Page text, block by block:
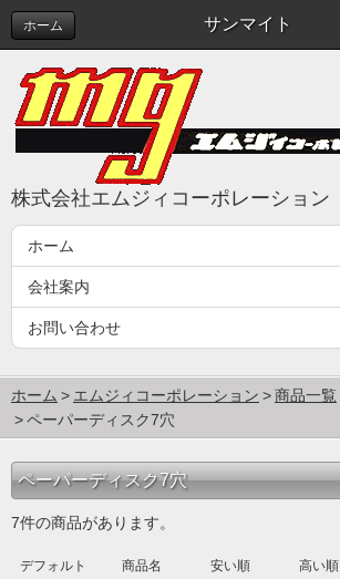
サンマイト
ホーム
株式会社エムジィコーポレーション
ホーム
会社案内
お問い合わせ
ホーム エムジィコーポレーション 商品一覧
ペーパーディスク7穴
ペーパーディスク7穴
7件の商品があります。
デフォルト 商品名 安い順 高い順